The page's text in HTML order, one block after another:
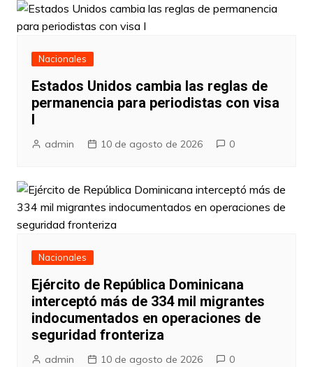
Nacionales
Estados Unidos cambia las reglas de
permanencia para periodistas con visa
I
admin 10 de agosto de 2026 0
Nacionales
Ejército de República Dominicana
interceptó más de 334 mil migrantes
indocumentados en operaciones de
seguridad fronteriza
admin 10 de agosto de 2026 0